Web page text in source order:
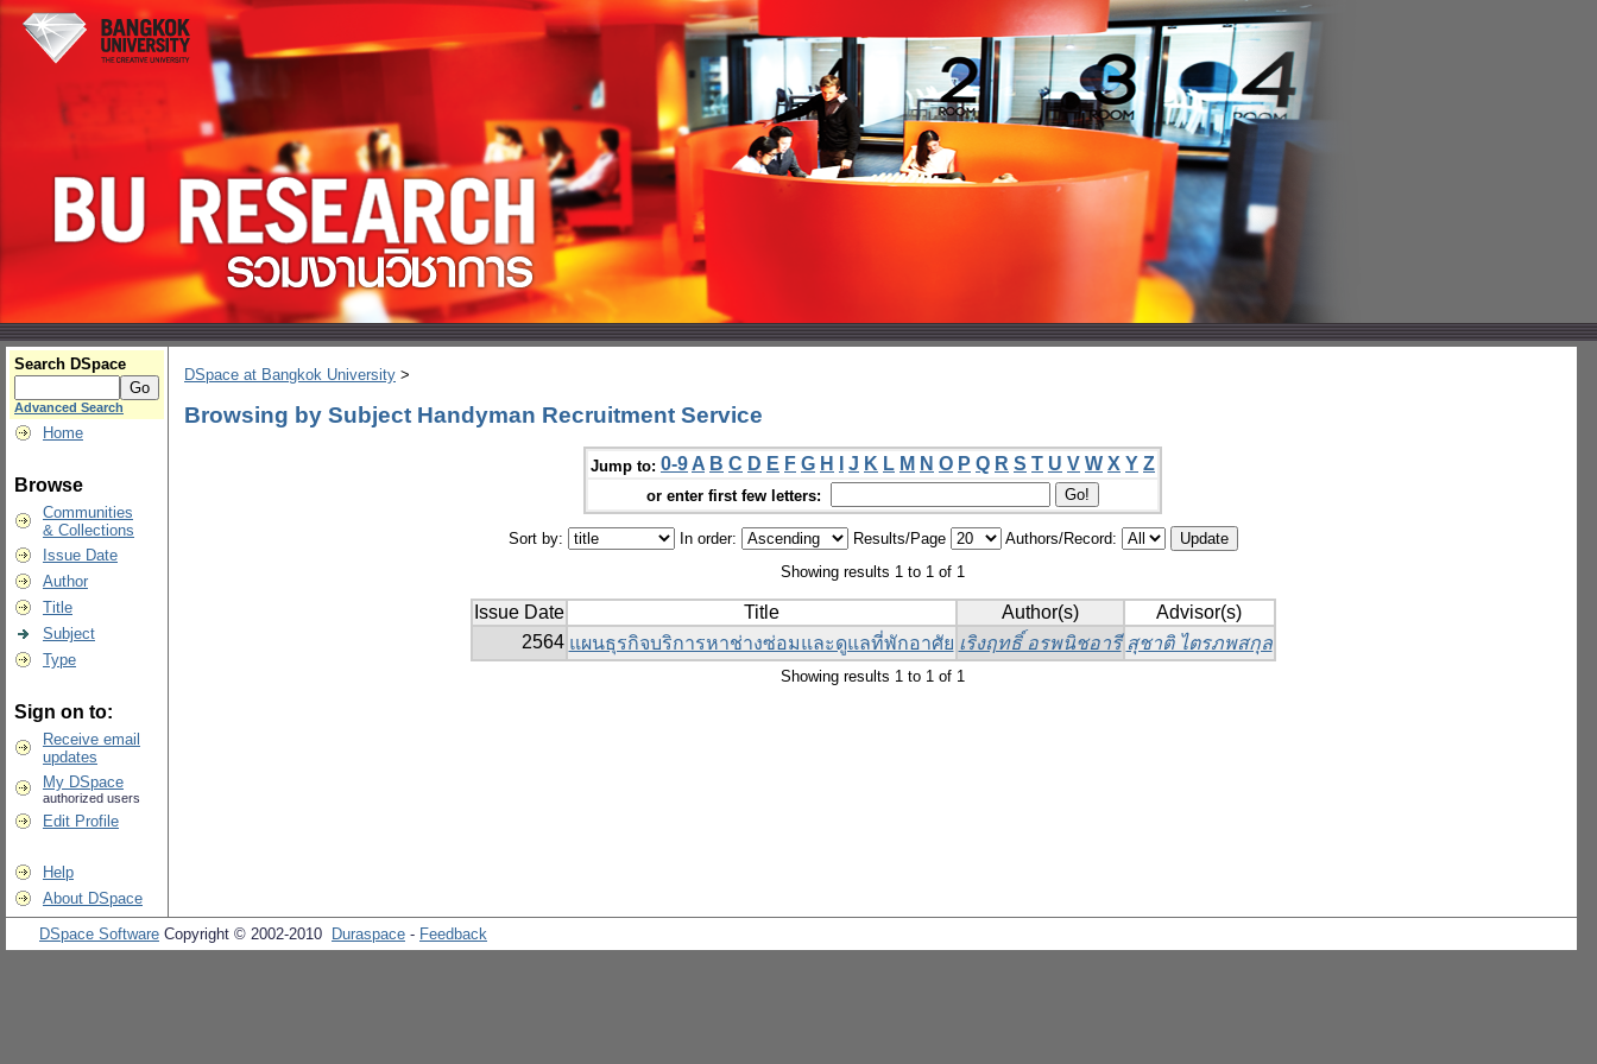
Search DSpace
Advanced Search
Home
Browse
Communities
& Collections
Issue Date
Author
Title
Subject
Type
Sign on to:
Receive email
updates
My DSpace
authorized users
Edit Profile
Help
About DSpace
DSpace at Bangkok University >
Browsing by Subject Handyman Recruitment Service
Jump to: 0-9 A B C D E F G H J K L M N O P Q R S T U V W X Y Z
or enter first few letters:
Sort by: In order: Results/Page
Authors/Record:
Showing results 1 to 1 of 1
Issue Date Title Author(s)
Advisor(s)
2564 แผนธุรกิจบริการหาช่างซ่อมและดูแลที่พักอาศัย เริงฤทธิ์ อรพนิชอารี สุชาติ ไตรภพสกุล
Showing results 1 to 1 of 1
DSpace Software Copyright © 2002-2010 Duraspace - Feedback